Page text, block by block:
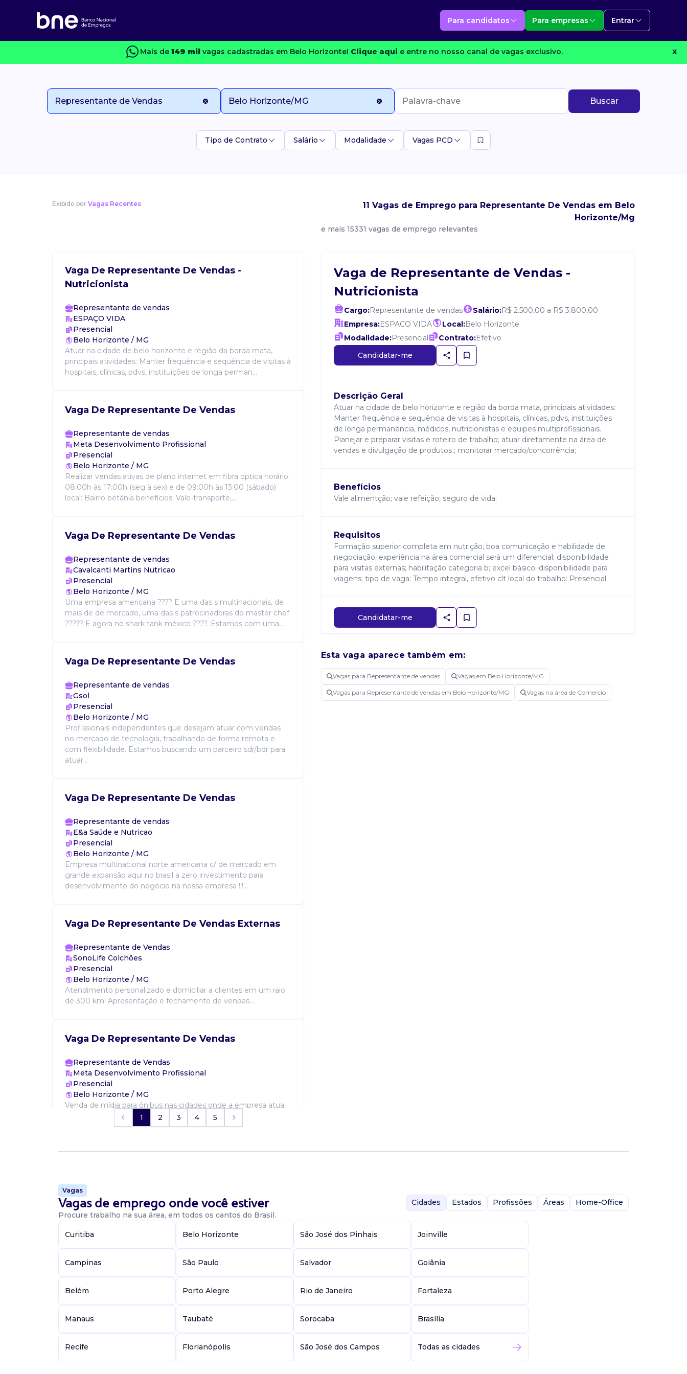
Para candidatos Para empresas Entrar
Mais de 149 milvagas cadastradas em Belo Horizonte! Clique aqui e entre no nosso canal de vagas exclusivo. X
Buscar
Tipo de Contrato Salário Modalidade Vagas PCD
Exibido por Vagas Recentes
11 Vagas de Emprego para Representante De Vendas em Belo
Horizonte/Mg
e mais 15331 vagas de emprego relevantes
Vaga De Representante De Vendas -
Nutricionista
Representante de vendas
ESPAÇO VIDA
Presencial
Belo Horizonte / MG
Atuar na cidade de belo horizonte e região da borda mata,
principais atividades: Manter frequência e sequência de visitas à
hospitais, clínicas, pdvs, instituições de longa perman...
Vaga De Representante De Vendas
Representante de vendas
Meta Desenvolvimento Profissional
Presencial
Belo Horizonte / MG
Realizar vendas ativas de plano internet em fibra optica horário:
08:00h às 17:00h (seg à sex) e de 09:00h às 13:00 (sábado)
local: Bairro betânia benefícios: Vale-transporte,...
Vaga De Representante De Vendas
Representante de vendas
Cavalcanti Martins Nutricao
Presencial
Belo Horizonte / MG
Uma empresa americana ???? E uma das s multinacionais, de
mais de de mercado, uma das s patrocinadoras do master chef
????? E agora no shark tank méxico ????. Estamos com uma...
Vaga De Representante De Vendas
Representante de vendas
Gsol
Presencial
Belo Horizonte / MG
Profissionais independentes que desejam atuar com vendas
no mercado de tecnologia, trabalhando de forma remota e
com flexibilidade. Estamos buscando um parceiro sdr/bdr para
atuar...
Vaga De Representante De Vendas
Representante de vendas
E&a Saúde e Nutricao
Presencial
Belo Horizonte / MG
Empresa multinacional norte americana c/ de mercado em
grande expansão aqui no brasil a zero investimento para
desenvolvimento do negócio na nossa empresa !!!...
Vaga De Representante De Vendas Externas
Representante de Vendas
SonoLife Colchões
Presencial
Belo Horizonte / MG
Atendimento personalizado e domiciliar a clientes em um raio
de 300 km. Apresentação e fechamento de vendas....
Vaga De Representante De Vendas
Representante de Vendas
Meta Desenvolvimento Profissional
Presencial
Belo Horizonte / MG
Venda de mídia para ônibus nas cidades onde a empresa atua.
Contratação: PJ A empresa oferece: Comissão: 10% A empresa
oferece: Combustível, hospedagem, ajuda de custo para alim...
representante de vendas
jemSer
Home Office
Belo Horizonte / MG
home-Office. Requisitos: -Inglês fluente -experiência em
vendas -Conhecimento em crm -Informática avançada -
Disponibilidade ...
Vaga De Representante De Vendas
representante de vendas
Eletro Van Engenharia
1 2 3 4 5
Vaga de Representante de Vendas -
Nutricionista
Cargo:Representante de vendas Salário:R$ 2.500,00 a R$ 3.800,00
Empresa:ESPACO VIDA Local:Belo Horizonte
Modalidade:Presencial Contrato:Efetivo
Candidatar-me
Descrição Geral
Atuar na cidade de belo horizonte e região da borda mata, principais atividades:
Manter frequência e sequência de visitas à hospitais, clínicas, pdvs, instituições
de longa permanência, médicos, nutricionistas e equipes multiprofissionais.
Planejar e preparar visitas e roteiro de trabalho; atuar diretamente na área de
vendas e divulgação de produtos ; monitorar mercado/concorrência;
Benefícios
Vale alimentção; vale refeição; seguro de vida;
Requisitos
Formação superior completa em nutrição; boa comunicação e habilidade de
negociação; experiência na área comercial será um diferencial; disponibilidade
para visitas externas; habilitação categoria b; excel básico; disponibilidade para
viagens; tipo de vaga: Tempo integral, efetivo clt local do trabalho: Presencial
Candidatar-me
Esta vaga aparece também em:
Vagas para Representante de vendas Vagas em Belo Horizonte/MG
Vagas para Representante de vendas em Belo Horizonte/MG Vagas na área de Comercio
Vagas
Vagas de emprego onde você estiver
Procure trabalho na sua área, em todos os cantos do Brasil.
Cidades Estados Profissões Áreas Home-Office
Curitiba Belo Horizonte São José dos Pinhais Joinville
Campinas São Paulo Salvador Goiânia
Belém Porto Alegre Rio de Janeiro Fortaleza
Manaus Taubaté Sorocaba Brasília
Recife Florianópolis São José dos Campos Todas as cidades